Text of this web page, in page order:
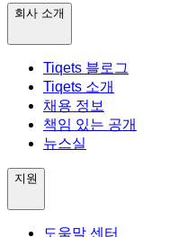
회사 소개
Tiqets 블로그
Tiqets 소개
채용 정보
책임 있는 공개
뉴스실
지원
도움말 센터